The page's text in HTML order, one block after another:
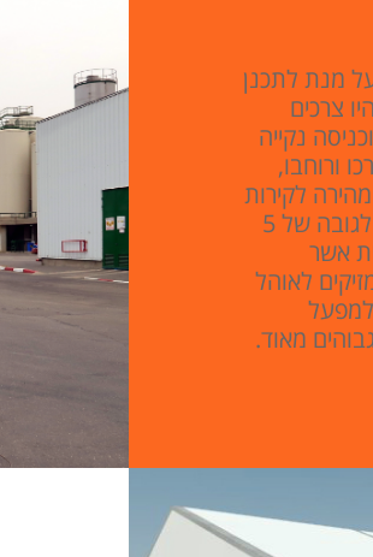
מנת לתכנן
והיו צרכים
אישית, גובה צד של 5 מטר וכניסה נקייה
ורוחבו,
לקירות
האוהל, על מנת שעובדי החברה לא יצטרכו לטפס לגובה של 5
אשר
לאוהל
מאוד.